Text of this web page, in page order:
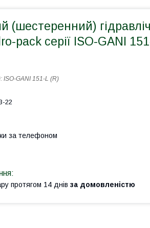
(шестеренний)
pack серії ISO-GANI
ISO-GANI 151-L (R)
22
за телефоном
протягом 14 днів за домовленістю